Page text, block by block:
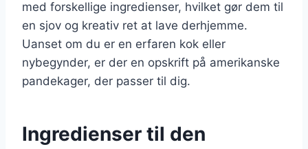
med forskellige ingredienser, hvilket gør dem til
en sjov og kreativ ret at lave derhjemme.
Uanset om du er en erfaren kok eller
nybegynder, er der en opskrift på amerikanske
pandekager, der passer til dig.
Ingredienser til den